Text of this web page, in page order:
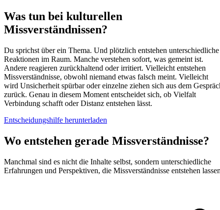
Was tun bei kulturellen
Missverständnissen?
Du sprichst über ein Thema. Und plötzlich entstehen unterschiedliche
Reaktionen im Raum. Manche verstehen sofort, was gemeint ist.
Andere reagieren zurückhaltend oder irritiert. Vielleicht entstehen
Missverständnisse, obwohl niemand etwas falsch meint. Vielleicht
wird Unsicherheit spürbar oder einzelne ziehen sich aus dem
zurück. Genau in diesem Moment entscheidet sich, ob Vielfalt
Verbindung schafft oder Distanz entstehen lässt.
Entscheidungshilfe herunterladen
Wo entstehen gerade Missverständnisse?
Manchmal sind es nicht die Inhalte selbst, sondern unterschiedliche
Erfahrungen und Perspektiven, die Missverständnisse entstehen